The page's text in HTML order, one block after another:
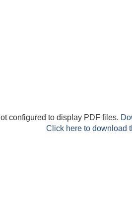
configured to display PDF files.
Click here to download